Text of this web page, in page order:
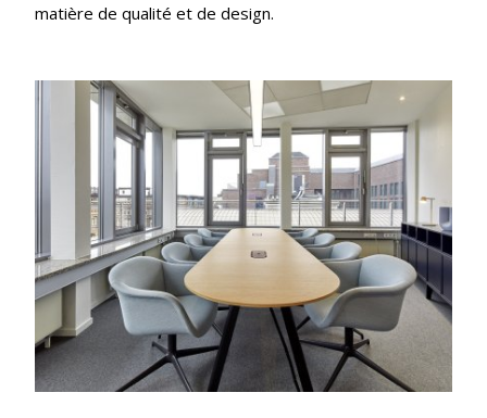
matière de qualité et de design.